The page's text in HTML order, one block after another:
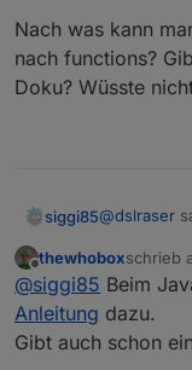
Nach was kann
nach functions?
Doku? Wüsste
siggi85@dslraser
@
so wie hier
Nach was
nach
Offline
thewhoboxschrieb
zuletzt
@siggi85 Beim
Anleitung dazu.
Gibt auch schon